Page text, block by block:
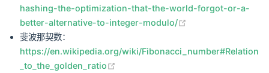
hashing-the-optimization-that-the-world-forgot-or-a-
better-alternative-to-integer-modulo/
斐波那契数：
https://en.wikipedia.org/wiki/Fibonacci_number#Relation
_to_the_golden_ratio